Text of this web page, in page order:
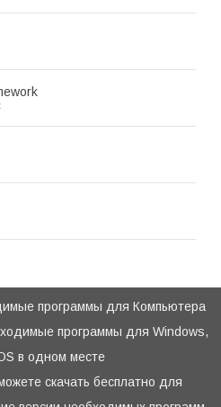
программы для Компьютера
программы для Windows,
в одном месте
скачать бесплатно для